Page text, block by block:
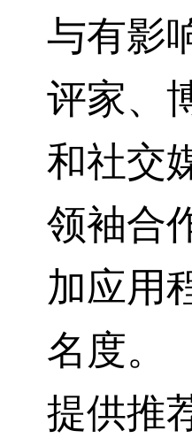
与有影
评家、
和社交
领袖合
加应用
名度。
提供推